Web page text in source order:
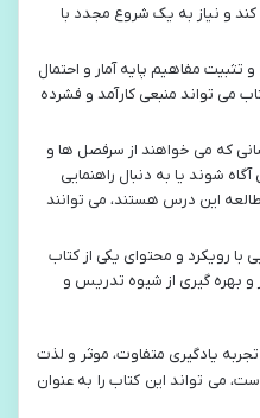
و نیاز به یک شروع مجدد با
و تثبیت مفاهیم پایه آمار و احتمال
می تواند منبعی کارآمد و فشرده
که می خواهند از سرفصل ها و
شوند یا به دنبال راهنمایی
این درس هستند، می توانند
با رویکرد و محتوای یکی از کتاب
بهره گیری از شیوه تدریس و
یادگیری متفاوت، موثر و لذت
می تواند این کتاب را به عنوان